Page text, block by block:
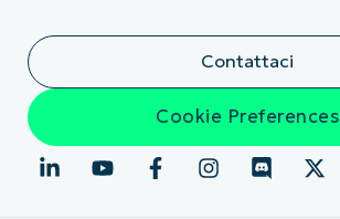
Contattaci
Cookie Preferences